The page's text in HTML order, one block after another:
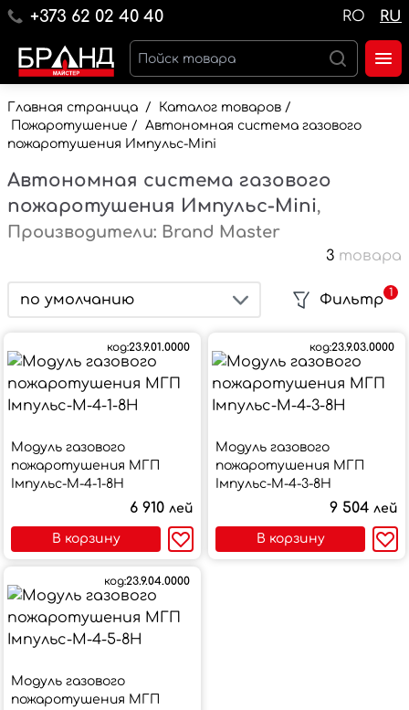
+373 62 02 40 40 RO RU
Главная страница / Каталог товаров /
Пожаротушение / Автономная система газового
пожаротушения Импульс-Mini
Автономная система газового
пожаротушения Импульс-Mini,
Производители: Brand Master
3 товара
по умолчанию Фильтр 1
код:23.9.01.0000
Модуль газового
пожаротушения МГП
Імпульс-М-4-1-8Н
6 910 лей
В корзину
код:23.9.03.0000
Модуль газового
пожаротушения МГП
Імпульс-М-4-3-8Н
9 504 лей
В корзину
код:23.9.04.0000
Модуль газового
пожаротушения МГП